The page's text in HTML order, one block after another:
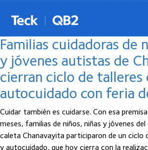
Posts del junio, 2025
Familias cuidadoras de
y jóvenes autistas de
cierran ciclo de talleres
autocuidado con feria
Cuidar también es cuidarse. Con esa
meses, familias de niños, niñas y jóvenes
caleta Chanavayita participaron de un ciclo
y autocuidado, que hoy cierra con la